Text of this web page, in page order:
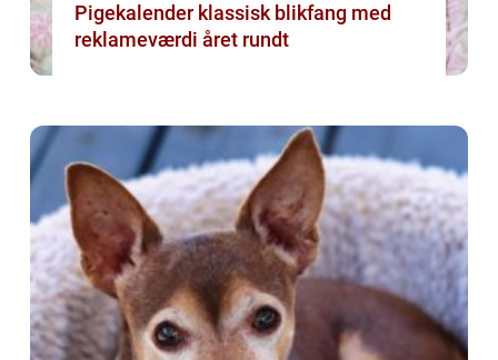
Pigekalender klassisk blikfang med
reklameværdi året rundt